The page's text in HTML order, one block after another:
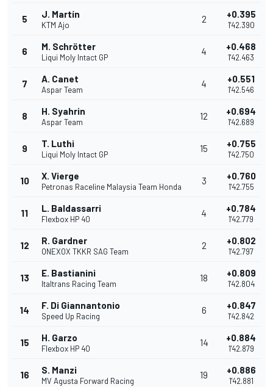
5 J. Martín
KTM Ajo
2 +0.395
1'42.390
6 M. Schrötter
Liqui Moly Intact GP
4 +0.468
1'42.463
7 A. Canet
Aspar Team
4 +0.551
1'42.546
8 H. Syahrin
Aspar Team
12 +0.694
1'42.689
9 T. Luthi
Liqui Moly Intact GP
15 +0.755
1'42.750
10 X. Vierge
Petronas Raceline Malaysia Team Honda
3 +0.760
1'42.755
11 L. Baldassarri
Flexbox HP 40
4 +0.784
1'42.779
12 R. Gardner
ONEXOX TKKR SAG Team
2 +0.802
1'42.797
13 E. Bastianini
Italtrans Racing Team
18 +0.809
1'42.804
14 F. Di Giannantonio
Speed Up Racing
6 +0.847
1'42.842
15 H. Garzo
Flexbox HP 40
14 +0.884
1'42.879
16 S. Manzi
MV Agusta Forward Racing
19 +0.886
1'42.881